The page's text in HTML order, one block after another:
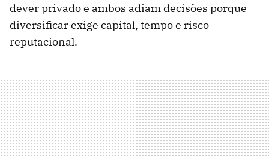
dever privado e ambos adiam decisões porque
diversificar exige capital, tempo e risco
reputacional.